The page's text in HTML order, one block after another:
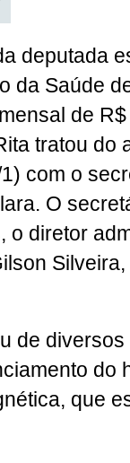
deputada
da Saúde
de
tratou do
com o
O
o diretor
de
do
que